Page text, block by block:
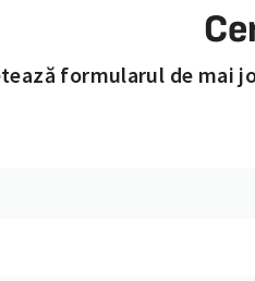
formularul de mai